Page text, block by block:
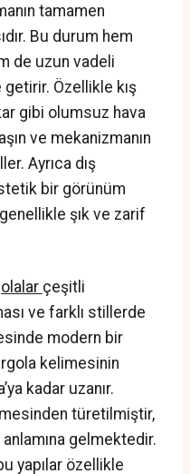
tamamen
Bu durum hem
de uzun vadeli
getirir. Özellikle kış
gibi olumsuz hava
ve mekanizmanın
Ayrıca dış
bir görünüm
şık ve zarif
çeşitli
ve farklı stillerde
modern bir
kelimesinin
kadar uzanır.
türetilmiştir,
anlamına gelmektedir.
yapılar özellikle